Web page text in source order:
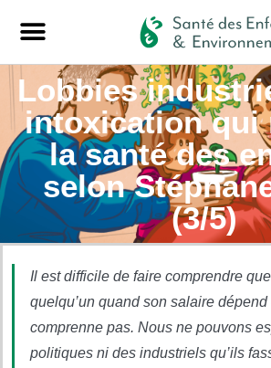
Lobbies
intoxication qui
la santé des
selon
(3/5)
Il est difficile de faire comprendre
quelqu’un quand son salaire dépend
comprenne pas. Nous ne pouvons
politiques ni des industriels qu’ils